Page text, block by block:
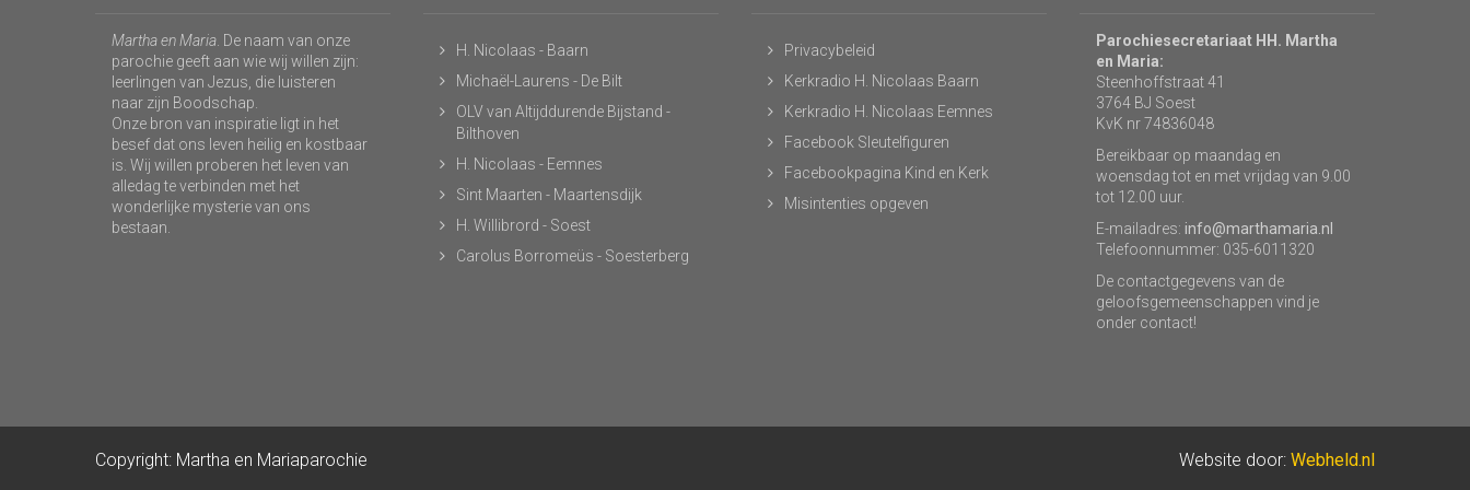
Martha en Maria . De naam van onze
parochie geeft aan wie wij willen zijn:
leerlingen van Jezus, die luisteren
naar zijn Boodschap.
Onze bron van inspiratie ligt in het
besef dat ons leven heilig en kostbaar
is. Wij willen proberen het leven van
alledag te verbinden met het
wonderlijke mysterie van ons
bestaan.
H. Nicolaas - Baarn
Michaël-Laurens - De Bilt
OLV van Altijddurende Bijstand -
Bilthoven
H. Nicolaas - Eemnes
Sint Maarten - Maartensdijk
H. Willibrord - Soest
Carolus Borromeüs - Soesterberg
Privacybeleid
Kerkradio H. Nicolaas Baarn
Kerkradio H. Nicolaas Eemnes
Facebook Sleutelfiguren
Facebookpagina Kind en Kerk
Misintenties opgeven
Parochiesecretariaat HH. Martha
en Maria:
Steenhoffstraat 41
3764 BJ Soest
KvK nr 74836048
Bereikbaar op maandag en
woensdag tot en met vrijdag van 9.00
tot 12.00 uur.
E-mailadres: info@marthamaria.nl
Telefoonnummer: 035-6011320
De contactgegevens van de
geloofsgemeenschappen vind je
onder contact!
Copyright: Martha en Mariaparochie Website door: Webheld.nl